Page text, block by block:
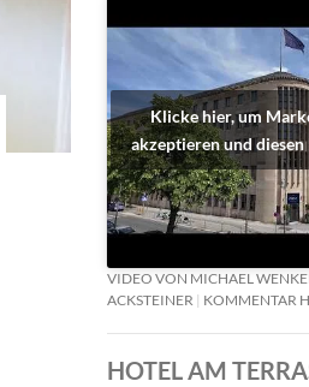
Klicke hier, um
akzeptieren und
VIDEO VON MICHAEL
ACKSTEINER
KOMMENTAR
HOTEL AM